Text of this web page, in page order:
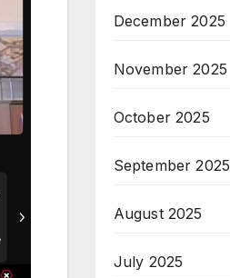
December 2025
November 2025
October 2025
September 2025
August 2025
July 2025